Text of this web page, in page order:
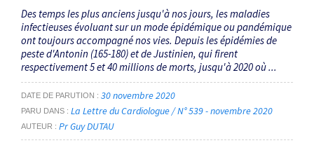
Des temps les plus anciens jusqu'à nos jours, les maladies
infectieuses évoluant sur un mode épidémique ou pandémique
ont toujours accompagné nos vies. Depuis les épidémies de
peste d'Antonin (165-180) et de Justinien, qui firent
respectivement 5 et 40 millions de morts, jusqu'à 2020 où ...
DATE DE PARUTION 30 novembre 2020
PARU DANS La Lettre du Cardiologue / N° 539 - novembre 2020
AUTEUR Pr Guy DUTAU